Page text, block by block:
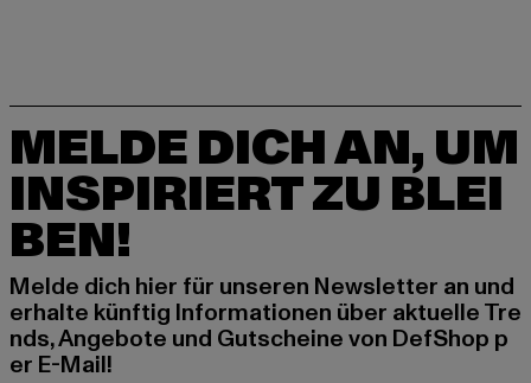
MELDE DICH AN, UM
INSPIRIERT ZU BLEI
BEN!
Melde dich hier für unseren Newsletter an und
erhalte künftig Informationen über aktuelle Tre
nds, Angebote und Gutscheine von DefShop p
er E-Mail!